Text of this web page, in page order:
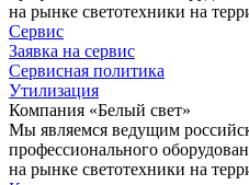
на рынке светотехники на
Сервис
Заявка на сервис
Сервисная политика
Утилизация
Компания «Белый свет»
Мы являемся ведущим
профессионального
на рынке светотехники на